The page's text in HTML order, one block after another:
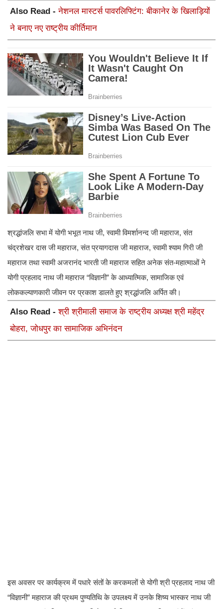
Also Read -नेशनल मास्टर्स पावरलिफ्टिंग: बीकानेर के खिलाड़ियों
ने बनाए नए राष्ट्रीय कीर्तिमान
श्रद्धांजलि सभा में योगी भभूत नाथ जी, स्वामी विमर्शानन्द जी महाराज, संत
चंद्रशेखर दास जी महाराज, संत प्रयागदास जी महाराज, स्वामी श्याम गिरी जी
महाराज तथा स्वामी अजरानंद भारती जी महाराज सहित अनेक संत-महात्माओं ने
योगी प्रहलाद नाथ जी महाराज “विज्ञानी” के आध्यात्मिक, सामाजिक एवं
लोककल्याणकारी जीवन पर प्रकाश डालते हुए श्रद्धांजलि अर्पित की।
Also Read -श्री श्रीमाली समाज के राष्ट्रीय अध्यक्ष श्री महेंद्र
बोहरा, जोधपुर का सामाजिक अभिनंदन
इस अवसर पर कार्यक्रम में पधारे संतों के करकमलों से योगी श्री प्रहलाद नाथ जी
“विज्ञानी” महाराज की प्रथम पुण्यतिथि के उपलक्ष्य में उनके शिष्य भास्कर नाथ जी